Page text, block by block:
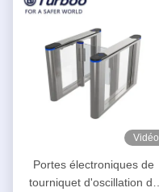
Vidéo
Portes électroniques de
tourniquet d'oscillation de